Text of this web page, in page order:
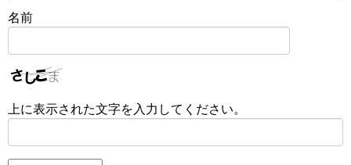
名前
上に表示された文字を入力してください。